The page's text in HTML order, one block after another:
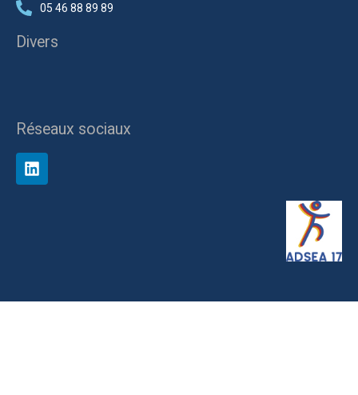
05 46 88 89 89
Divers
Réseaux sociaux